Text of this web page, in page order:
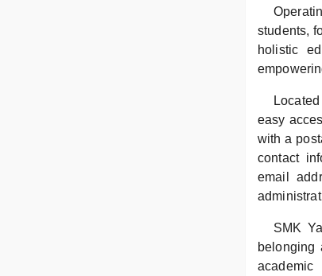
students,
holistic
easy
with a
contact
email
SMK
belonging